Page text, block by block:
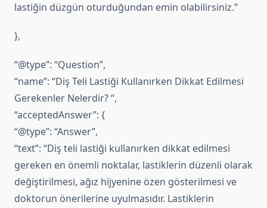
lastiğin düzgün oturduğundan emin olabilirsiniz.”
},
“@type”: “Question”,
“name”: “Diş Teli Lastiği Kullanırken Dikkat Edilmesi
Gerekenler Nelerdir? “,
“acceptedAnswer”: {
“@type”: “Answer”,
“text”: “Diş teli lastiği kullanırken dikkat edilmesi
gereken en önemli noktalar, lastiklerin düzenli olarak
değiştirilmesi, ağız hijyenine özen gösterilmesi ve
doktorun önerilerine uyulmasıdır. Lastiklerin